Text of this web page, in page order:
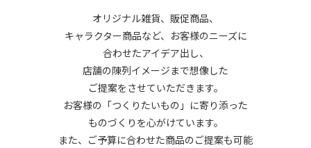
オリジナル雑貨、販促商品、
キャラクター商品など、お客様のニーズに
合わせたアイデア出し、
店舗の陳列イメージまで想像した
ご提案をさせていただきます。
お客様の「つくりたいもの」に寄り添った
ものづくりを心がけています。
また、ご予算に合わせた商品のご提案も可能